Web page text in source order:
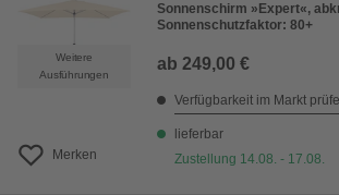
Weitere
Ausführungen
Merken
Sonnenschirm »Expert«,
Sonnenschutzfaktor: 80+
ab 249,00 €
Verfügbarkeit im Markt
lieferbar
Zustellung 14.08. - 17.08.